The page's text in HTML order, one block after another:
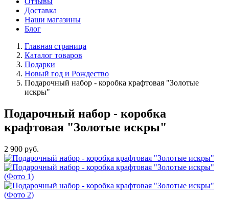
Доставка
Наши магазины
Блог
Главная страница
Каталог товаров
Подарки
Новый год и Рождество
Подарочный набор - коробка крафтовая "Золотые
искры"
Подарочный набор - коробка
крафтовая "Золотые искры"
2 900 руб.